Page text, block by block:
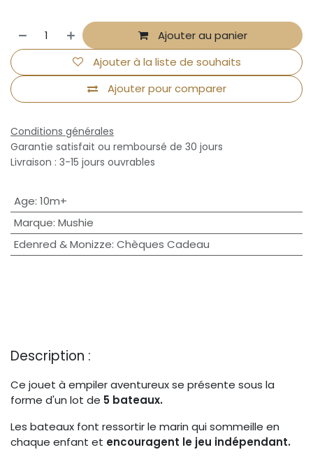
Ajouter au panier
Ajouter pour comparer
Ajouter à la liste de souhaits
Conditions générales
Garantie satisfait ou remboursé de 30 jours
Livraison : 3-15 jours ouvrables
Age: 10m+
Marque: Mushie
Edenred & Monizze: Chèques Cadeau
Description :
Ce jouet à empiler aventureux se présente sous la
forme d'un lot de 5 bateaux.
Les bateaux font ressortir le marin qui sommeille en
chaque enfant et encouragent le jeu indépendant.